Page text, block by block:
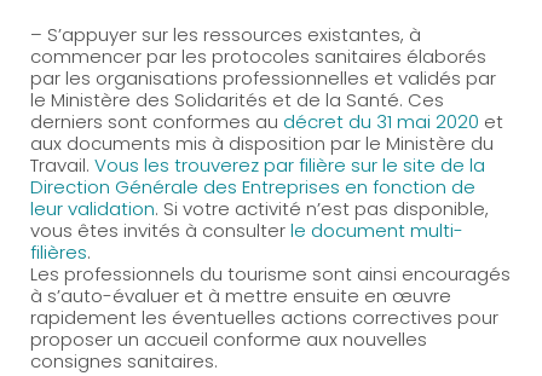
– S’appuyer sur les ressources existantes, à
commencer par les protocoles sanitaires élaborés
par les organisations professionnelles et validés par
le Ministère des Solidarités et de la Santé. Ces
derniers sont conformes au décret du 31 mai 2020 et
aux documents mis à disposition par le Ministère du
Travail. Vous les trouverez par filière sur le site de la
Direction Générale des Entreprises en fonction de
leur validation. Si votre activité n’est pas disponible,
vous êtes invités à consulterle document multi-
filières.
Les professionnels du tourisme sont ainsi encouragés
à s’auto-évaluer et à mettre ensuite en œuvre
rapidement les éventuelles actions correctives pour
proposer un accueil conforme aux nouvelles
consignes sanitaires.